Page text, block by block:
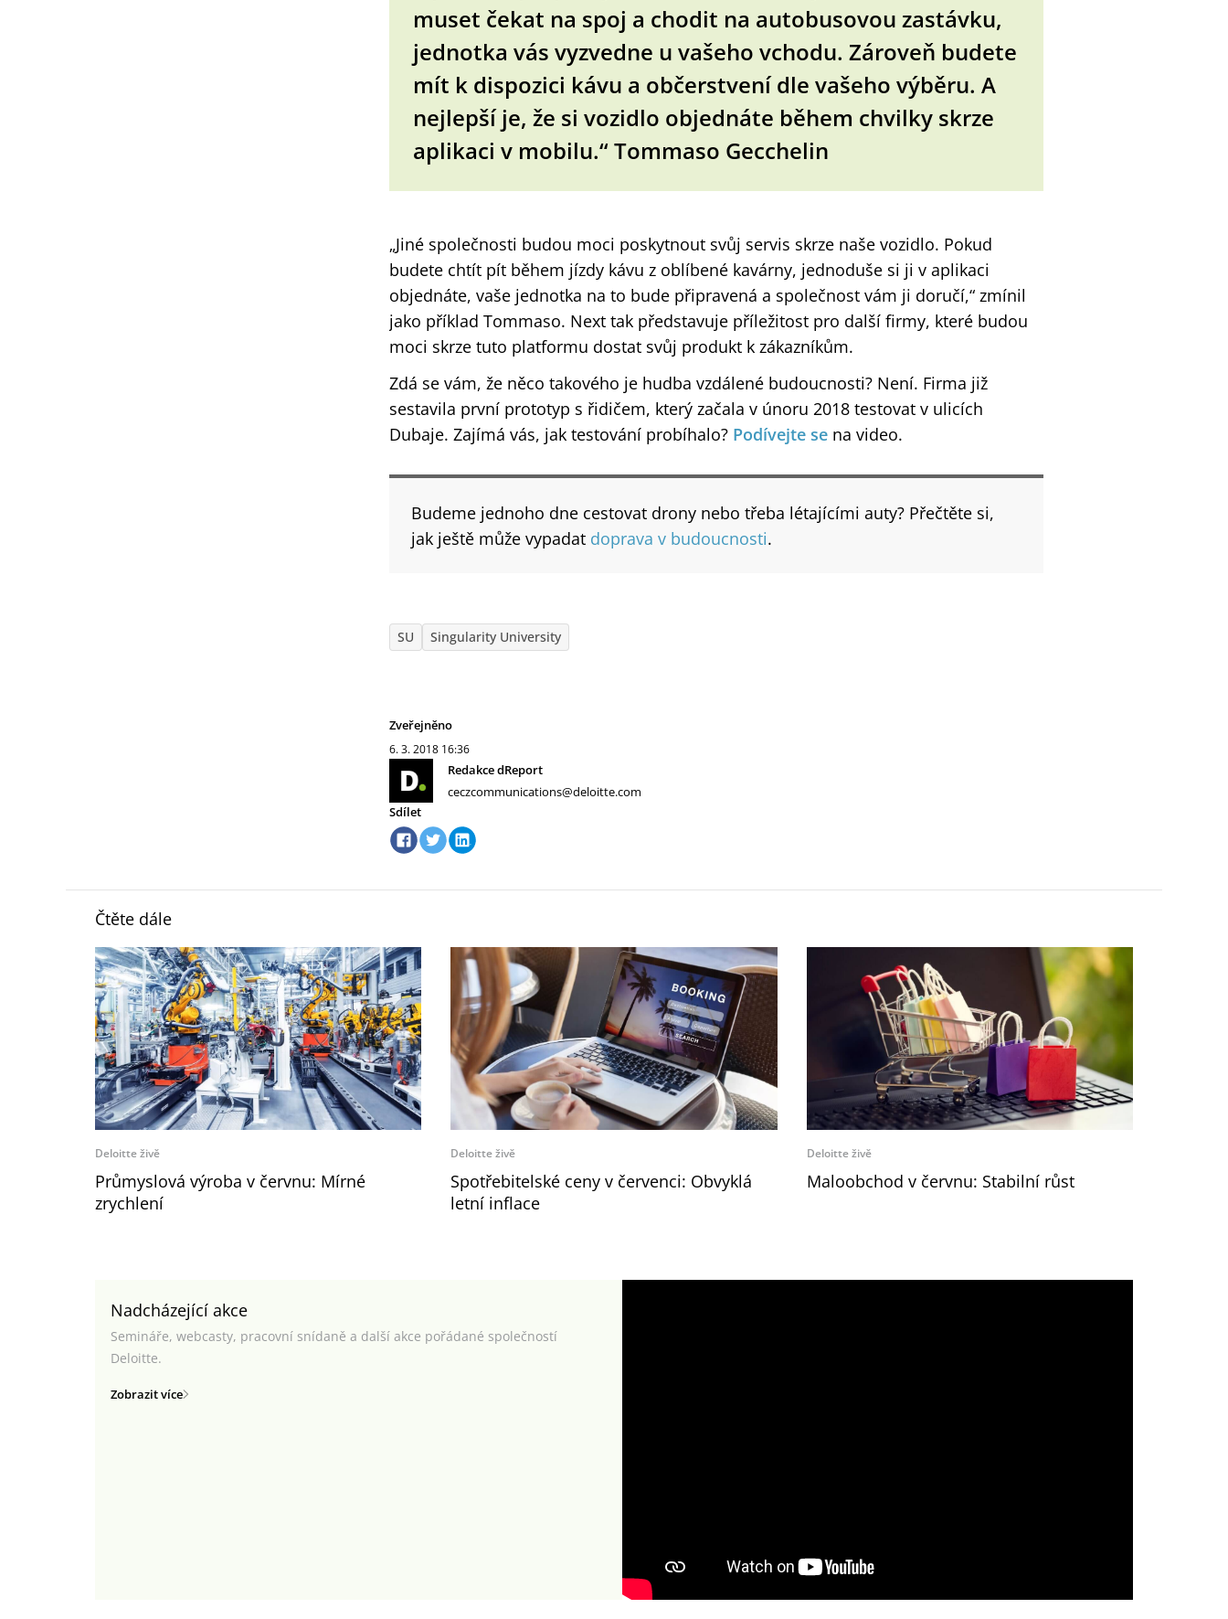
muset čekat na spoj a chodit na autobusovou zastávku,
jednotka vás vyzvedne u vašeho vchodu. Zároveň budete
mít k dispozici kávu a občerstvení dle vašeho výběru. A
nejlepší je, že si vozidlo objednáte během chvilky skrze
aplikaci v mobilu.“ Tommaso Gecchelin
„Jiné společnosti budou moci poskytnout svůj servis skrze naše vozidlo. Pokud
budete chtít pít během jízdy kávu z oblíbené kavárny, jednoduše si ji v aplikaci
objednáte, vaše jednotka na to bude připravená a společnost vám ji doručí,“ zmínil
jako příklad Tommaso. Next tak představuje příležitost pro další firmy, které budou
moci skrze tuto platformu dostat svůj produkt k zákazníkům.
Zdá se vám, že něco takového je hudba vzdálené budoucnosti? Není. Firma již
sestavila první prototyp s řidičem, který začala v únoru 2018 testovat v ulicích
Dubaje. Zajímá vás, jak testování probíhalo? Podívejte se na video.
Budeme jednoho dne cestovat drony nebo třeba létajícími auty? Přečtěte si,
jak ještě může vypadat doprava v budoucnosti.
SU Singularity University
Zveřejněno
6. 3. 2018 16:36
Redakce dReport
ceczcommunications@deloitte.com
Sdílet
Čtěte dále
Deloitte živě
Průmyslová výroba v červnu: Mírné
zrychlení
Deloitte živě
Spotřebitelské ceny v červenci: Obvyklá
letní inflace
Deloitte živě
Maloobchod v červnu: Stabilní růst
Nadcházející akce
Semináře, webcasty, pracovní snídaně a další akce pořádané společností
Deloitte.
Zobrazit více